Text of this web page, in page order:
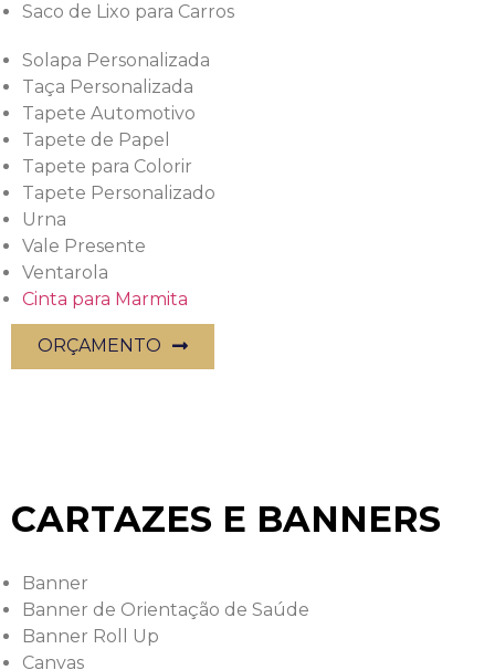
Saco de Lixo para Carros
Solapa Personalizada
Taça Personalizada
Tapete Automotivo
Tapete de Papel
Tapete para Colorir
Tapete Personalizado
Urna
Vale Presente
Ventarola
Cinta para Marmita
ORÇAMENTO
CARTAZES E BANNERS
Banner
Banner de Orientação de Saúde
Banner Roll Up
Canvas